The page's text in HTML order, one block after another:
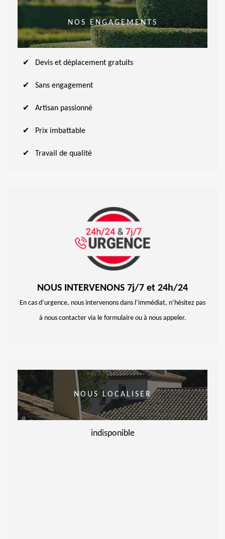
NOS ENGAGEMENTS
Devis et déplacement gratuits
Sans engagement
Artisan passionné
Prix imbattable
Travail de qualité
NOUS INTERVENONS 7j/7 et 24h/24
En cas d’urgence, nous intervenons dans l’immédiat, n’hésitez pas
à nous contacter via le formulaire ou à nous appeler.
NOUS LOCALISER
indisponible